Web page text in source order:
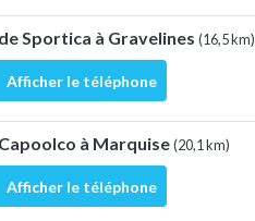
Sportica à Gravelines (16,5 km)
Afficher le téléphone
à Marquise(20,1 km)
Afficher le téléphone